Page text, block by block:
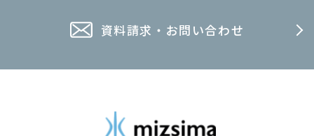
資料請求・お問い合わせ